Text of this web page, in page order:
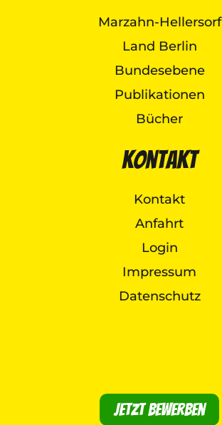
Marzahn-Hellersorf
Land Berlin
Bundesebene
Publikationen
Bücher
Kontakt
Kontakt
Anfahrt
Login
Impressum
Datenschutz
Jetzt bewerben